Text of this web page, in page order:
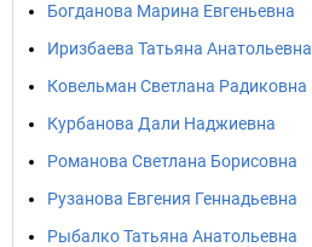
Богданова Марина Евгеньевна
Иризбаева Татьяна Анатольевна
Ковельман Светлана Радиковна
Курбанова Дали Наджиевна
Романова Светлана Борисовна
Рузанова Евгения Геннадьевна
Рыбалко Татьяна Анатольевна